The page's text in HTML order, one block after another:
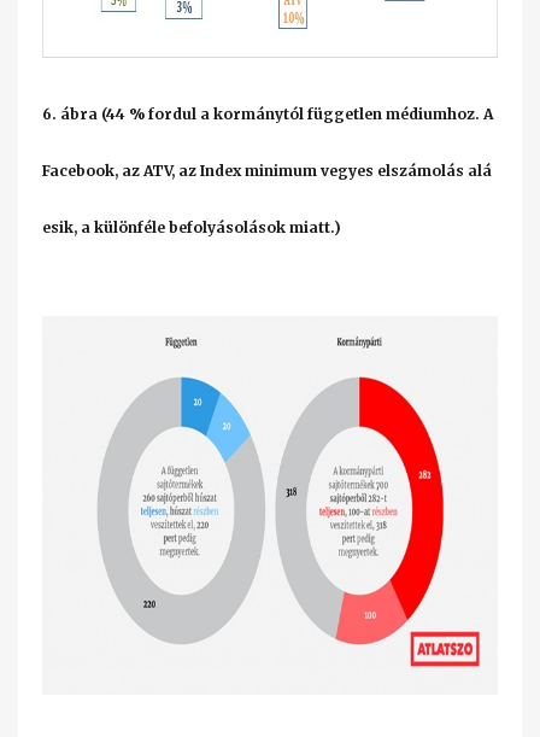
6. ábra (44 % fordul a kormánytól független médiumhoz. A
Facebook, az ATV, az Index minimum vegyes elszámolás alá
esik, a különféle befolyásolások miatt.)